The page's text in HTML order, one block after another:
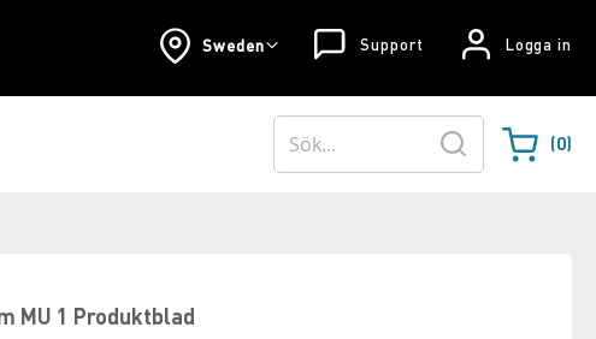
Logga in
Support
Sweden
Varukorgen
0
Sök
MU 1 Produktblad